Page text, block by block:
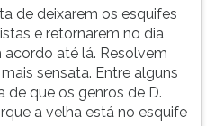
de deixarem os esquifes
e retornarem no dia
acordo até lá. Resolvem
sensata. Entre alguns
de que os genros de D.
a velha está no esquife